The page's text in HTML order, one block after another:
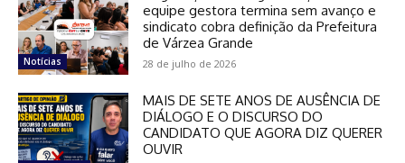
Notícias
equipe gestora termina sem avanço e
sindicato cobra definição da Prefeitura
de Várzea Grande
28 de julho de 2026
MAIS DE SETE ANOS DE AUSÊNCIA DE
DIÁLOGO E O DISCURSO DO
CANDIDATO QUE AGORA DIZ QUERER
OUVIR